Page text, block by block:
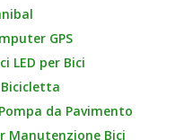
GPS
LED per Bici
da Pavimento
Manutenzione Bici